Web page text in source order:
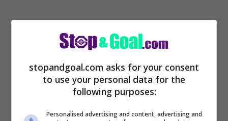
L’Inter vuole migliorare la rosa.A fine
stopandgoal.com asks for your consent
to use your personal data for the
following purposes:
Personalised advertising and content, advertising and